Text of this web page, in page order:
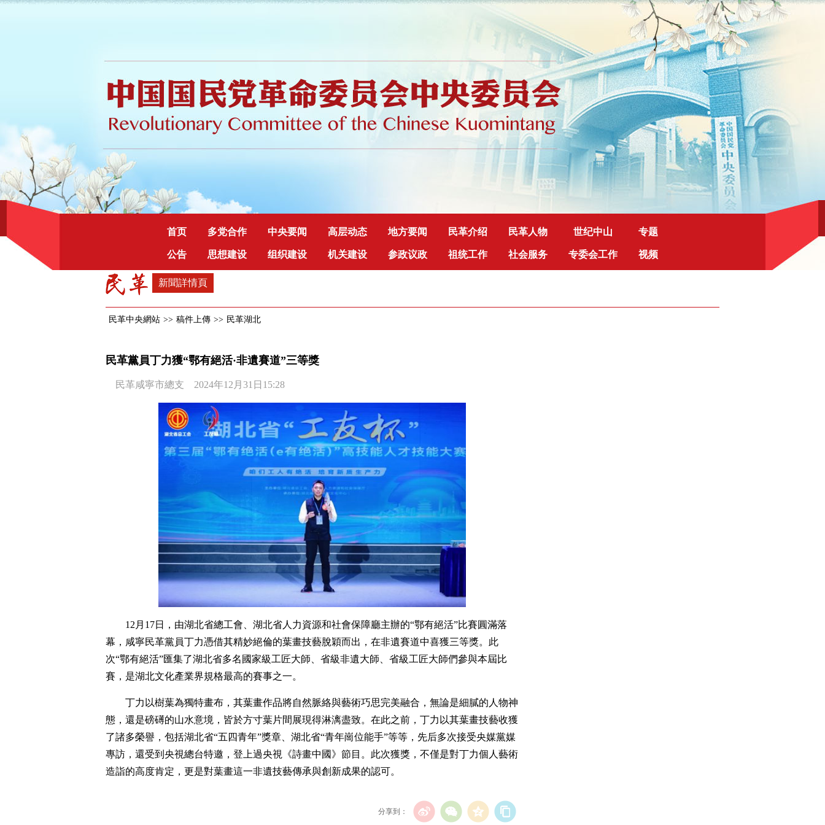
首页 多党合作 中央要闻 高层动态 地方要闻 民革介绍 民革人物 世纪中山 专题
公告 思想建设 组织建设 机关建设 参政议政 祖统工作 社会服务 专委会工作 视频
新聞詳情頁
民革中央網站 >> 稿件上傳 >> 民革湖北
民革黨員丁力獲“鄂有絕活·非遺賽道”三等獎
民革咸寧市總支 2024年12月31日15:28
12月17日，由湖北省總工會、湖北省人力資源和社會保障廳主辦的“鄂有絕活”比賽圓滿落
幕，咸寧民革黨員丁力憑借其精妙絕倫的葉畫技藝脫穎而出，在非遺賽道中喜獲三等獎。此
次“鄂有絕活”匯集了湖北省多名國家級工匠大師、省級非遺大師、省級工匠大師們參與本屆比
賽，是湖北文化產業界規格最高的賽事之一。
丁力以樹葉為獨特畫布，其葉畫作品將自然脈絡與藝術巧思完美融合，無論是細膩的人物神
態，還是磅礡的山水意境，皆於方寸葉片間展現得淋漓盡致。在此之前，丁力以其葉畫技藝收獲
了諸多榮譽，包括湖北省“五四青年”獎章、湖北省“青年崗位能手”等等，先后多次接受央媒黨媒
專訪，還受到央視總台特邀，登上過央視《詩畫中國》節目。此次獲獎，不僅是對丁力個人藝術
造詣的高度肯定，更是對葉畫這一非遺技藝傳承與創新成果的認可。
分享到：